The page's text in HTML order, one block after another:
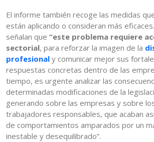
El informe también recoge las medidas
están aplicando o consideran más
señalan que “este problema requiere
sectorial, para reforzar la imagen de la
profesional y comunicar mejor sus
respuestas concretas dentro de las
tiempo, es urgente analizar las
determinadas modificaciones de la
generando sobre las empresas y sobre
trabajadores responsables, que acaban
de comportamientos amparados por un
inestable y desequilibrado”.